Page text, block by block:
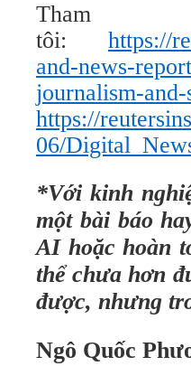
tôi: https://
and-news-
journalism-
https://
06/
*Với kinh
một bài báo
AI hoặc hoàn
thể chưa hơn
được, nhưng
Ngô Quốc